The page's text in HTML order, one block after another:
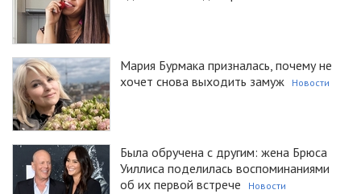
Мария Бурмака призналась, почему не
хочет снова выходить замуж
Новости
Была обручена с другим: жена Брюса
Уиллиса поделилась воспоминаниями
об их первой встрече
Новости